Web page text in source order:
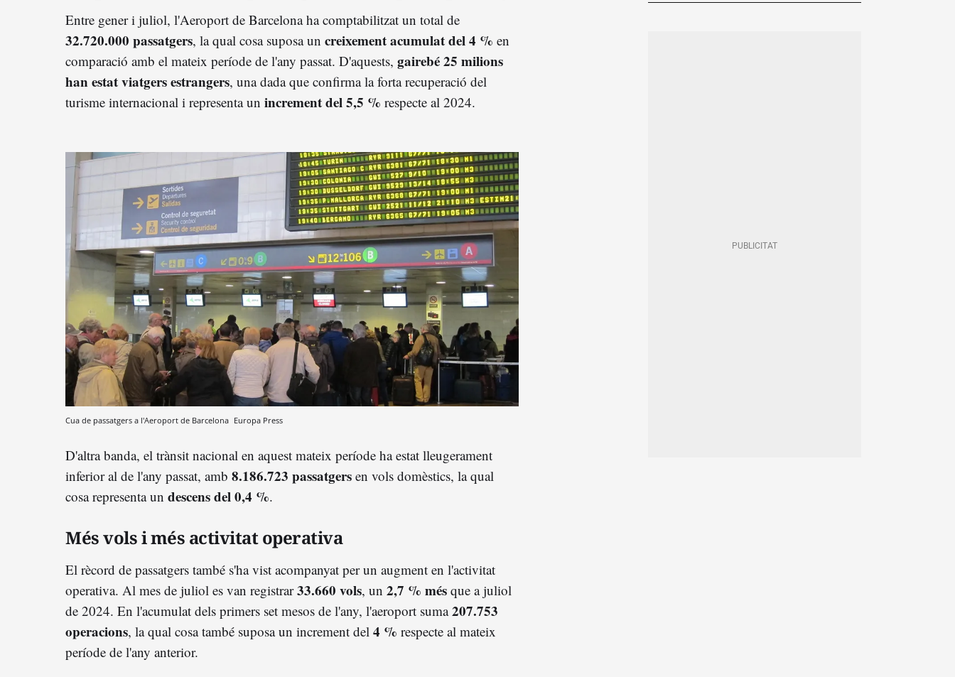
Entre gener i juliol, l'Aeroport de Barcelona ha comptabilitzat un total de
32.720.000 passatgers, la qual cosa suposa un creixement acumulat del 4 % en
comparació amb el mateix període de l'any passat. D'aquests, gairebé 25 milions
han estat viatgers estrangers, una dada que confirma la forta recuperació del
turisme internacional i representa un increment del 5,5 % respecte al 2024.
Cua de passatgers a l'Aeroport de Barcelona Europa Press
D'altra banda, el trànsit nacional en aquest mateix període ha estat lleugerament
inferior al de l'any passat, amb 8.186.723 passatgers en vols domèstics, la qual
cosa representa un descens del 0,4 %.
Més vols i més activitat operativa
El rècord de passatgers també s'ha vist acompanyat per un augment en l'activitat
operativa. Al mes de juliol es van registrar33.660 vols, un 2,7 % més que a juliol
de 2024. En l'acumulat dels primers set mesos de l'any, l'aeroport suma207.753
operacions, la qual cosa també suposa un increment del 4 % respecte al mateix
període de l'any anterior.